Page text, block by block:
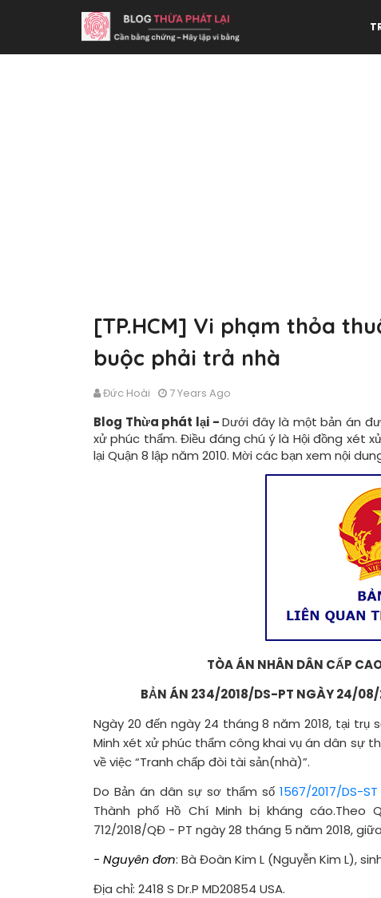
[TP.HCM] Vi phạm thỏa
buộc phải trả nhà
Đức Hoài 7 Years Ago
Blog Thừa phát lại -Dưới đây là một bản án
xử phúc thẩm. Điều đáng chú ý là Hội đồng xét
lại Quận 8 lập năm 2010. Mời các bạn xem nội
TÒA ÁN NHÂN DÂN CẤP
BẢN ÁN 234/2018/DS-PT NGÀY 24/08/
Ngày 20 đến ngày 24 tháng 8 năm 2018, tại trụ
Minh xét xử phúc thẩm công khai vụ án dân sự
về việc “Tranh chấp đòi tài sản(nhà)”.
Do Bản án dân sự sơ thẩm số 1567/2017/DS-ST
Thành phố Hồ Chí Minh bị kháng
712/2018/QĐ - PT ngày 28 tháng 5 năm 2018,
- Nguyên đơn: Bà Đoàn Kim L (Nguyễn Kim L),
Địa chỉ: 2418 S Dr.P MD20854 USA.